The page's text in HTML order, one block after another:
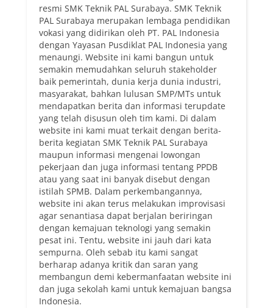
resmi SMK Teknik PAL Surabaya. SMK Teknik
PAL Surabaya merupakan lembaga pendidikan
vokasi yang didirikan oleh PT. PAL Indonesia
dengan Yayasan Pusdiklat PAL Indonesia yang
menaungi. Website ini kami bangun untuk
semakin memudahkan seluruh stakeholder
baik pemerintah, dunia kerja dunia industri,
masyarakat, bahkan lulusan SMP/MTs untuk
mendapatkan berita dan informasi terupdate
yang telah disusun oleh tim kami. Di dalam
website ini kami muat terkait dengan berita-
berita kegiatan SMK Teknik PAL Surabaya
maupun informasi mengenai lowongan
pekerjaan dan juga informasi tentang PPDB
atau yang saat ini banyak disebut dengan
istilah SPMB. Dalam perkembangannya,
website ini akan terus melakukan improvisasi
agar senantiasa dapat berjalan beriringan
dengan kemajuan teknologi yang semakin
pesat ini. Tentu, website ini jauh dari kata
sempurna. Oleh sebab itu kami sangat
berharap adanya kritik dan saran yang
membangun demi kebermanfaatan website ini
dan juga sekolah kami untuk kemajuan bangsa
Indonesia.